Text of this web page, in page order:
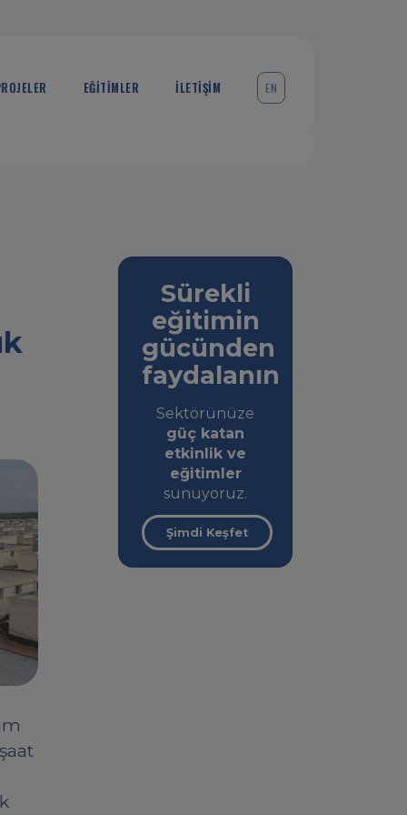
EĞİTİMLER İLETİŞİM EN
Sürekli
eğitimin
gücünden
faydalanın
Sektörünüze
güç katan
etkinlik ve
eğitimler
sunuyoruz.
Şimdi Keşfet